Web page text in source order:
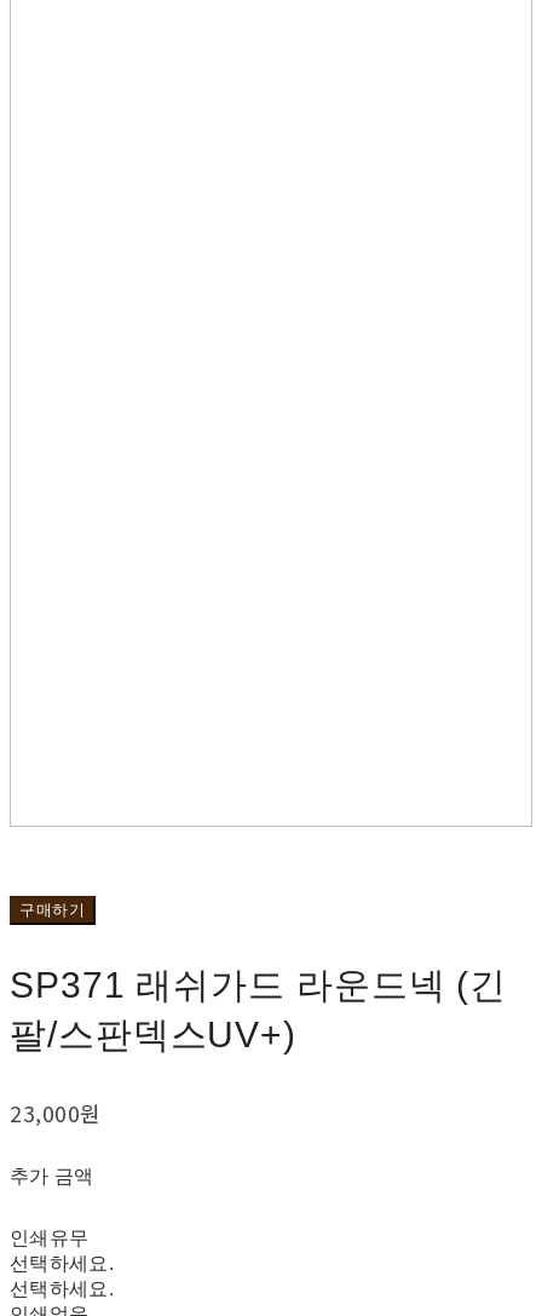
구매하기
SP371 래쉬가드 라운드넥 (긴
팔/스판덱스UV+)
23,000원
추가 금액
인쇄유무
선택하세요.
선택하세요.